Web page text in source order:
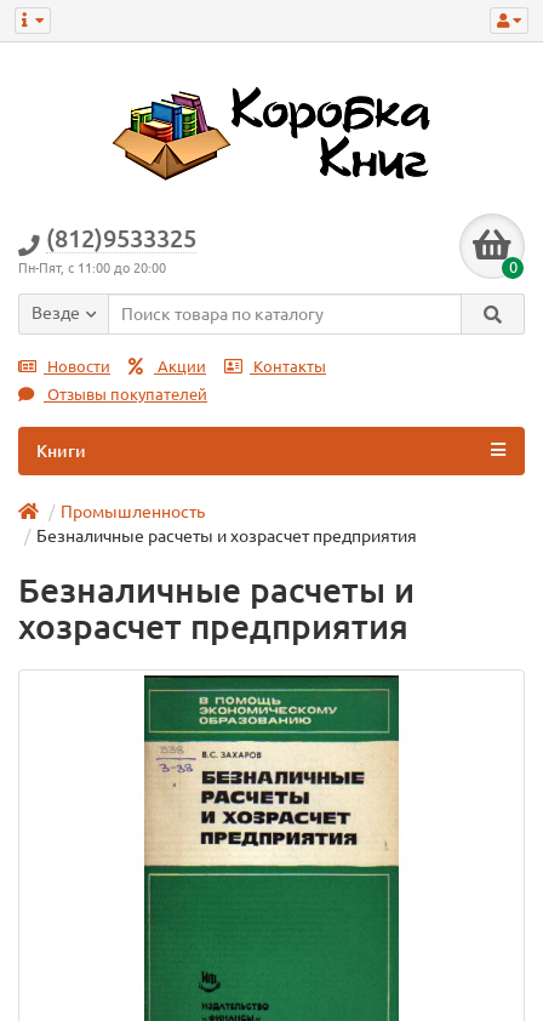
(812)9533325
Пн-Пят, с 11:00 до 20:00 0
Везде
Новости Акции
Контакты
Отзывы покупателей
Книги
Промышленность
Безналичные расчеты и хозрасчет предприятия
Безналичные расчеты и
хозрасчет предприятия